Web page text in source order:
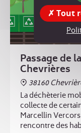
Passage de
Chevrières
38160
La déchèterie
collecte de
Marcellin
rencontre des
Tout